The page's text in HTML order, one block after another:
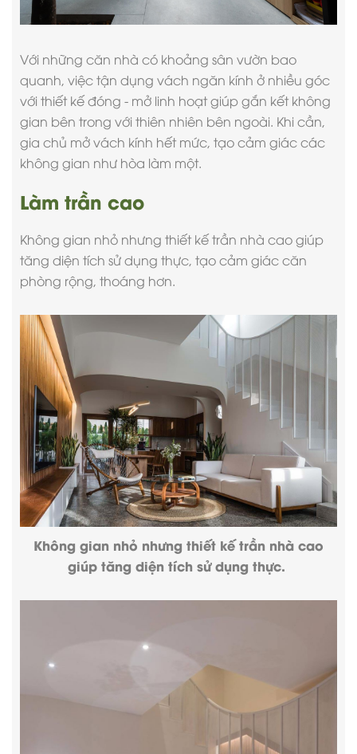
Với những căn nhà có khoảng sân vườn bao
quanh, việc tận dụng vách ngăn kính ở nhiều góc
với thiết kế đóng - mở linh hoạt giúp gắn kết không
gian bên trong với thiên nhiên bên ngoài. Khi cần,
gia chủ mở vách kính hết mức, tạo cảm giác các
không gian như hòa làm một.
Làm trần cao
Không gian nhỏ nhưng thiết kế trần nhà cao giúp
tăng diện tích sử dụng thực, tạo cảm giác căn
phòng rộng, thoáng hơn.
Không gian nhỏ nhưng thiết kế trần nhà cao
giúp tăng diện tích sử dụng thực.